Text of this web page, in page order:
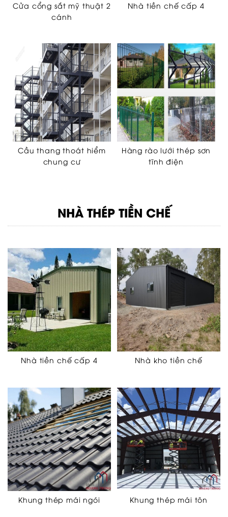
Cửa cổng sắt mỹ thuật 2
cánh
Nhà tiền chế cấp 4
Cầu thang thoát hiểm
chung cư
Hàng rào lưới thép sơn
tĩnh điện
NHÀ THÉP TIỀN CHẾ
Nhà tiền chế cấp 4 Nhà kho tiền chế
Khung thép mái ngói Khung thép mái tôn